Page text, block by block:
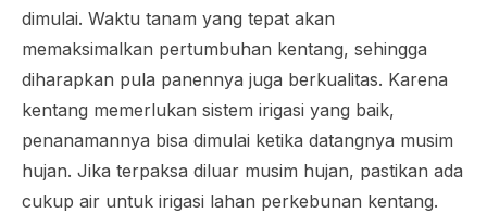
dimulai. Waktu tanam yang tepat akan
memaksimalkan pertumbuhan kentang, sehingga
diharapkan pula panennya juga berkualitas. Karena
kentang memerlukan sistem irigasi yang baik,
penanamannya bisa dimulai ketika datangnya musim
hujan. Jika terpaksa diluar musim hujan, pastikan ada
cukup air untuk irigasi lahan perkebunan kentang.